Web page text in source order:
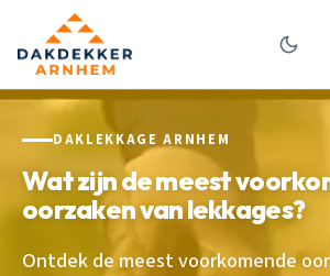
DAKLEKKAGE ARNHEM
Wat zijn de meest
oorzaken van lekkages?
Ontdek de meest voorkomende